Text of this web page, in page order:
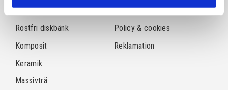
Natursten
Rostfri diskbänk
Komposit
Keramik
Massivträ
Köpvillkor
Policy & cookies
Reklamation